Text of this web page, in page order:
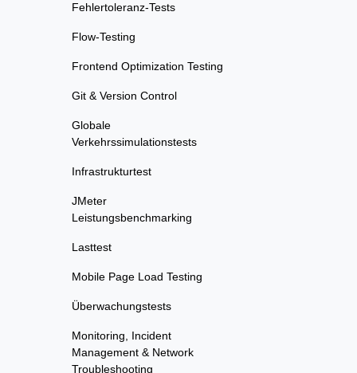
Fehlertoleranz-Tests
Flow-Testing
Frontend Optimization Testing
Git & Version Control
Globale
Verkehrssimulationstests
Infrastrukturtest
JMeter
Leistungsbenchmarking
Lasttest
Mobile Page Load Testing
Überwachungstests
Monitoring, Incident
Management & Network
Troubleshooting